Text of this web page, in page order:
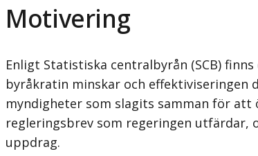
Motivering
Enligt Statistiska centralbyrån (SCB)
byråkratin minskar och effektiviseringen
myndigheter som slagits samman för att
regleringsbrev som regeringen
uppdrag.